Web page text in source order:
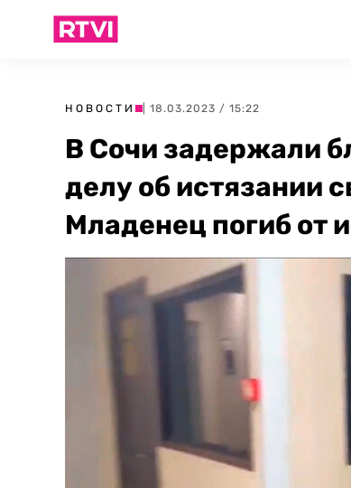
НОВОСТИ | 18.03.2023 / 15:22
В Сочи задержали
делу об истязании
Младенец погиб от